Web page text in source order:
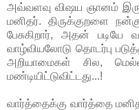
அவ்வளவு விஷய ஞானம்
மனிதர். திருக்குறளை
பேசுகிறார், அதன் படியே
வாழ்வியலோடு தொடர்பு
அறியாமைகள் சில,
மண்டியிட்டுவிட்டது...!
வார்த்தைக்கு வார்த்தை